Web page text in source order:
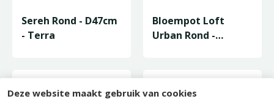
Deze website maakt gebruik van cookies
Sereh Rond - D47cm
- Terra
Bloempot Loft
Urban Rond -